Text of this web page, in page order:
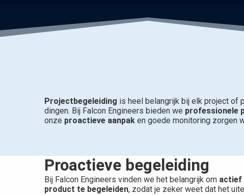
Projectbegeleiding is heel belangrijk bij elk project of
dingen. Bij Falcon Engineers bieden we professionele
onze proactieve aanpak en goede monitoring zorgen
Proactieve begeleiding
Bij Falcon Engineers vinden we het belangrijk om actief
product te begeleiden, zodat je zeker weet dat het